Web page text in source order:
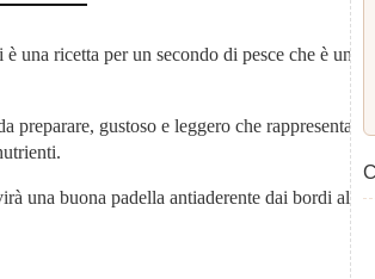
una ricetta per un secondo di pesce che è un
preparare, gustoso e leggero che rappresenta
una buona padella antiaderente dai bordi alti